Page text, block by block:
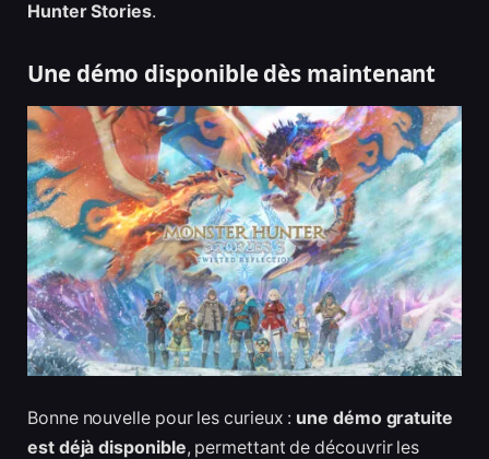
Hunter Stories.
Une démo disponible dès maintenant
Bonne nouvelle pour les curieux : une démo gratuite
est déjà disponible, permettant de découvrir les